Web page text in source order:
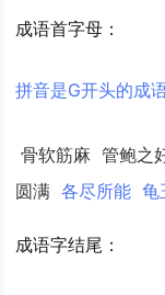
成语首字母：
拼音是G开头的成
骨软筋麻 管鲍之
圆满 各尽所能 龟
成语字结尾：